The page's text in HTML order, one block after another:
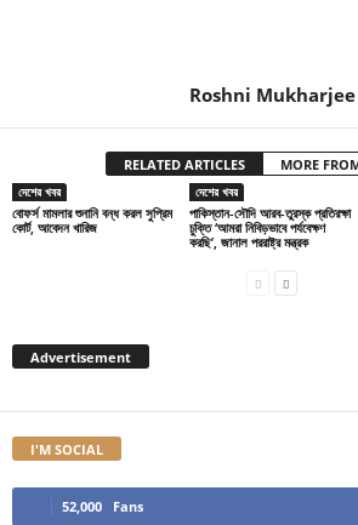
Roshni Mukharjee
RELATED ARTICLES MORE
দেশের খবর
বোফর্স মামলার শুনানি বন্ধ করল সুপ্রিম
কোর্ট, আবেদন খারিজ
দেশের খবর
পাকিস্তান-সৌদি আরব-তুরস্ক প্রতিরক্ষা
চুক্তি ‘আমরা নিবিড়ভাবে পর্যবেক্ষণ
করছি’, জানাল পররাষ্ট্র মন্ত্রক
Advertisement
I'M SOCIAL
52,000 Fans